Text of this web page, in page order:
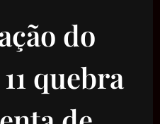
do
quebra